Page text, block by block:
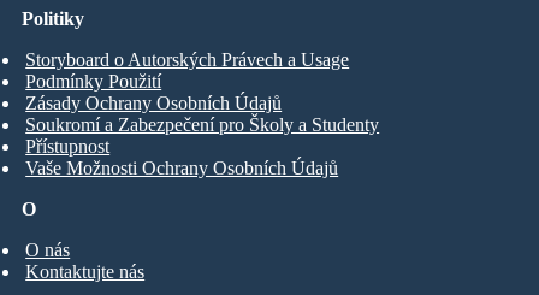
O
O nás
Kontaktujte nás
Politiky
Storyboard o Autorských Právech a Usage
Podmínky Použití
Zásady Ochrany Osobních Údajů
Soukromí a Zabezpečení pro Školy a Studenty
Přístupnost
Vaše Možnosti Ochrany Osobních Údajů